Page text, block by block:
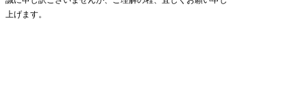
上げます。